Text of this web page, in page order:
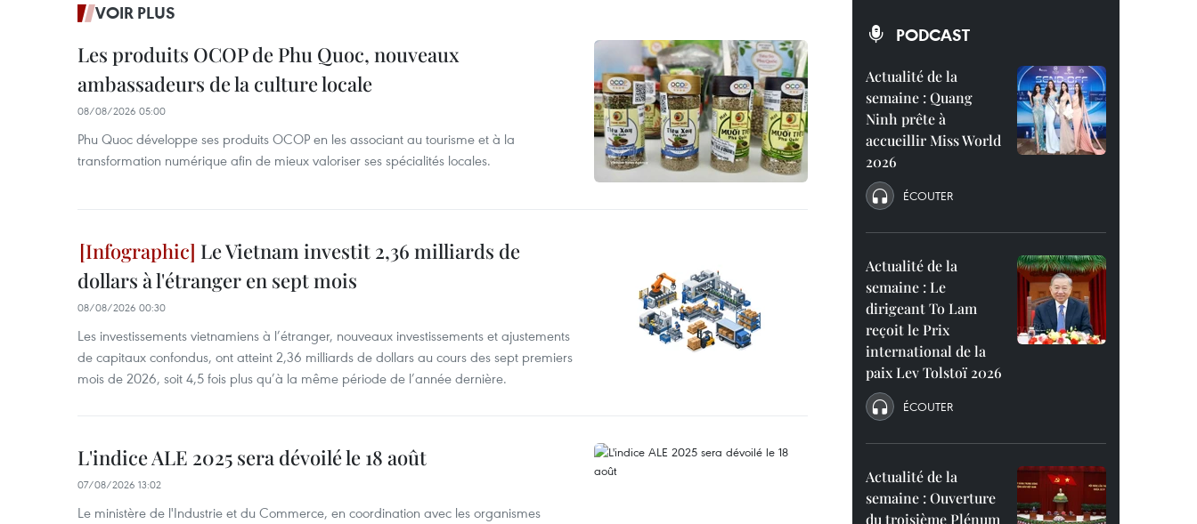
VOIR PLUS
Les produits OCOP de Phu Quoc, nouveaux
ambassadeurs de la culture locale
08/08/2026 05:00
Phu Quoc développe ses produits OCOP en les associant au tourisme et à la
transformation numérique afin de mieux valoriser ses spécialités locales.
Le Vietnam investit 2,36 milliards de
dollars à l'étranger en sept mois
08/08/2026 00:30
Les investissements vietnamiens à l’étranger, nouveaux investissements et ajustements
de capitaux confondus, ont atteint 2,36 milliards de dollars au cours des sept premiers
mois de 2026, soit 4,5 fois plus qu’à la même période de l’année dernière.
L'indice ALE 2025 sera dévoilé le 18 août
07/08/2026 13:02
Le ministère de l'Industrie et du Commerce, en coordination avec les organismes
PODCAST
Actualité de la
semaine : Quang
Ninh prête à
accueillir Miss World
2026
ÉCOUTER
Actualité de la
semaine : Le
dirigeant To Lam
reçoit le Prix
international de la
paix Lev Tolstoï 2026
ÉCOUTER
Actualité de la
semaine : Ouverture
du troisième Plénum